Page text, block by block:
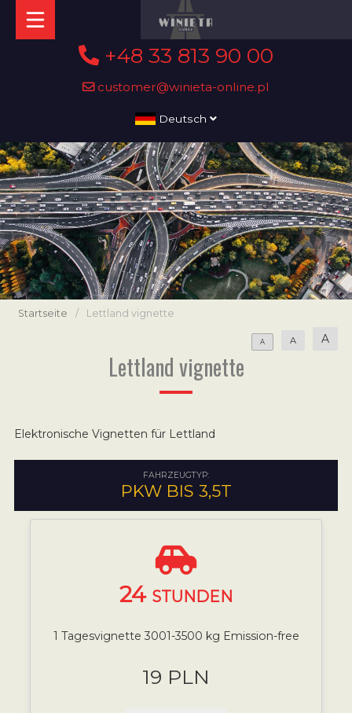
+48 33 813 90 00
customer@winieta-online.pl
Deutsch
Startseite / Lettland vignette
A A A
Lettland vignette
Elektronische Vignetten für Lettland
FAHRZEUGTYP:
PKW BIS 3,5T
24 STUNDEN
1 Tagesvignette 3001-3500 kg Emission-free
19 PLN